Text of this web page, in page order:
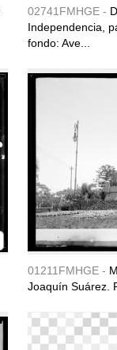
02741FMHGE -
Independencia,
fondo: Ave...
01211FMHGE -
Joaquín Suárez.